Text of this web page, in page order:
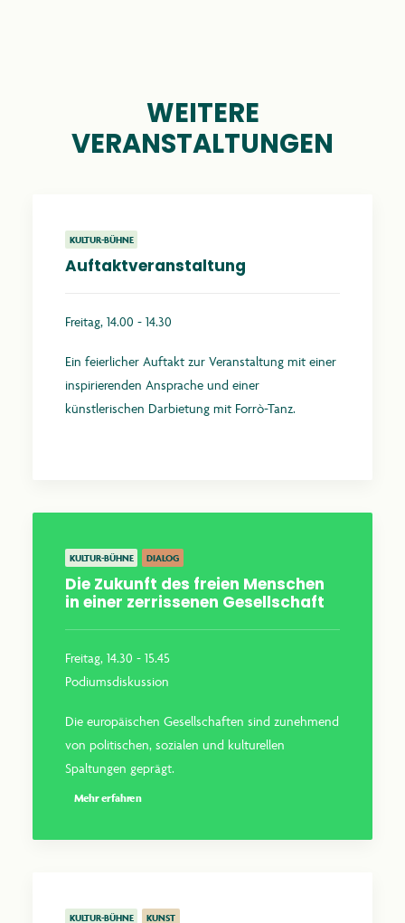
WEITERE
VERANSTALTUNGEN
KULTUR-BÜHNE
Auftaktveranstaltung
Freitag, 14.00 - 14.30
Ein feierlicher Auftakt zur Veranstaltung mit einer
inspirierenden Ansprache und einer
künstlerischen Darbietung mit Forrò-Tanz.
KULTUR-BÜHNE DIALOG
Die Zukunft des freien Menschen
in einer zerrissenen Gesellschaft
Freitag, 14.30 - 15.45
Podiumsdiskussion
Die europäischen Gesellschaften sind zunehmend
von politischen, sozialen und kulturellen
Spaltungen geprägt.
Mehr erfahren
KULTUR-BÜHNE KUNST